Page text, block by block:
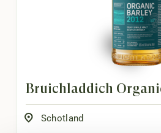
Bruichladdich
Schotland